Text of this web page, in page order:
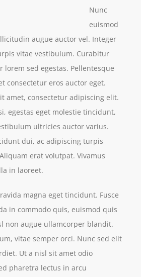
Nunc
euismod
augue auctor vel. Integer
vitae vestibulum. Curabitur
sed egestas. Pellentesque
consectetur eros auctor eget.
amet, consectetur adipiscing elit.
egestas eget molestie tincidunt,
ultricies auctor varius.
dui, ac adipiscing turpis
erat volutpat. Vivamus
in laoreet.
magna eget tincidunt. Fusce
in commodo quis, euismod quis
non augue ullamcorper blandit.
vitae semper orci. Nunc sed elit
Ut a nisl sit amet odio
pharetra lectus in arcu